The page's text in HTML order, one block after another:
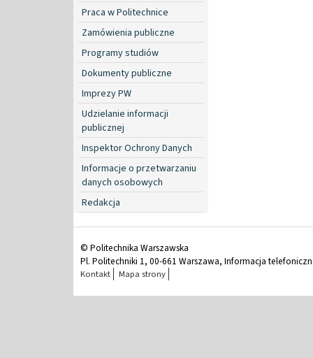
Praca w Politechnice
Zamówienia publiczne
Programy studiów
Dokumenty publiczne
Imprezy PW
Udzielanie informacji
publicznej
Inspektor Ochrony Danych
Informacje o przetwarzaniu
danych osobowych
Redakcja
© Politechnika Warszawska
Pl. Politechniki 1, 00-661 Warszawa, Informacja
Kontakt Mapa strony